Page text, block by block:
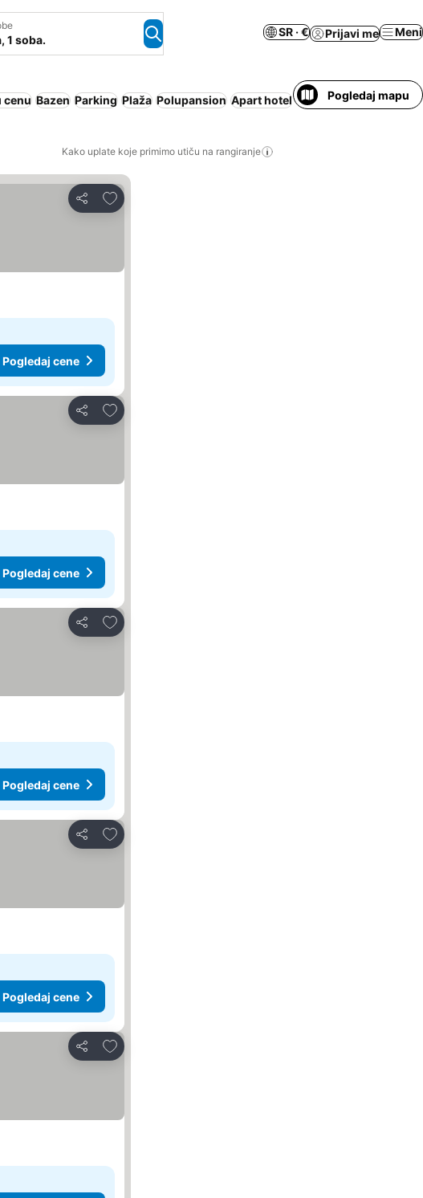
1 soba.
SR · € Prijavi me Meni
cenu Bazen Parking Plaža Polupansion Apart hotel Besplatno otkazivanje
Pogledaj mapu
Kako uplate koje primimo utiču na rangiranje
Deli
Dodati u favorite
Pogledaj cene
Deli
Dodati u favorite
Pogledaj cene
Deli
Dodati u favorite
Pogledaj cene
Deli
Dodati u favorite
Pogledaj cene
Deli
Dodati u favorite